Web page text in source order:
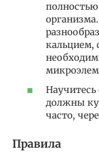
полностью
должны
часто,
Правила